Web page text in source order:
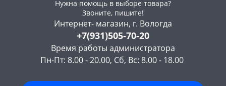
Нужна помощь в выборе товара?
Звоните, пишите!
Интернет- магазин, г. Вологда
+7(931)505-70-20
Время работы администратора
Пн-Пт: 8.00 - 20.00, Сб, Вс: 8.00 - 18.00